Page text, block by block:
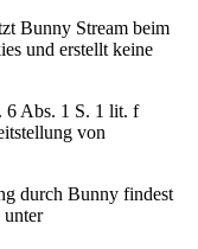
Bunny Stream beim
und erstellt keine
6 Abs. 1 S. 1 lit. f
von
durch Bunny findest